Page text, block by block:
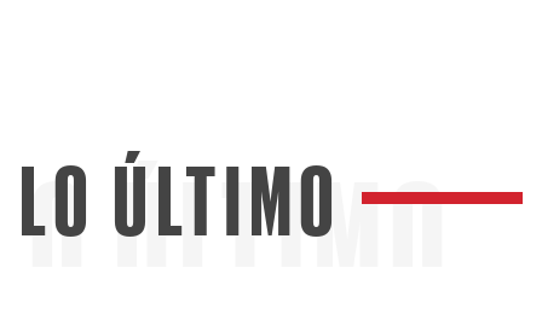
ÚLTIMO
LO ÚLTIMO